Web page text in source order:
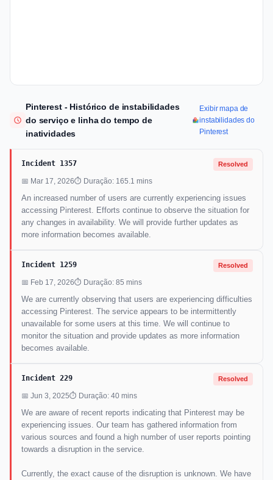
Pinterest - Histórico de instabilidades
do serviço e linha do tempo de
inatividades
Exibir mapa de
instabilidades do
Pinterest
Incident 1357 Resolved
📅 Mar 17, 2026⏱ Duração: 165.1 mins
An increased number of users are currently experiencing issues
accessing Pinterest. Efforts continue to observe the situation for
any changes in availability. We will provide further updates as
more information becomes available.
Incident 1259 Resolved
📅 Feb 17, 2026⏱ Duração: 85 mins
We are currently observing that users are experiencing difficulties
accessing Pinterest. The service appears to be intermittently
unavailable for some users at this time. We will continue to
monitor the situation and provide updates as more information
becomes available.
Incident 229 Resolved
📅 Jun 3, 2025⏱ Duração: 40 mins
We are aware of recent reports indicating that Pinterest may be
experiencing issues. Our team has gathered information from
various sources and found a high number of user reports pointing
towards a disruption in the service.
Currently, the exact cause of the disruption is unknown. We have